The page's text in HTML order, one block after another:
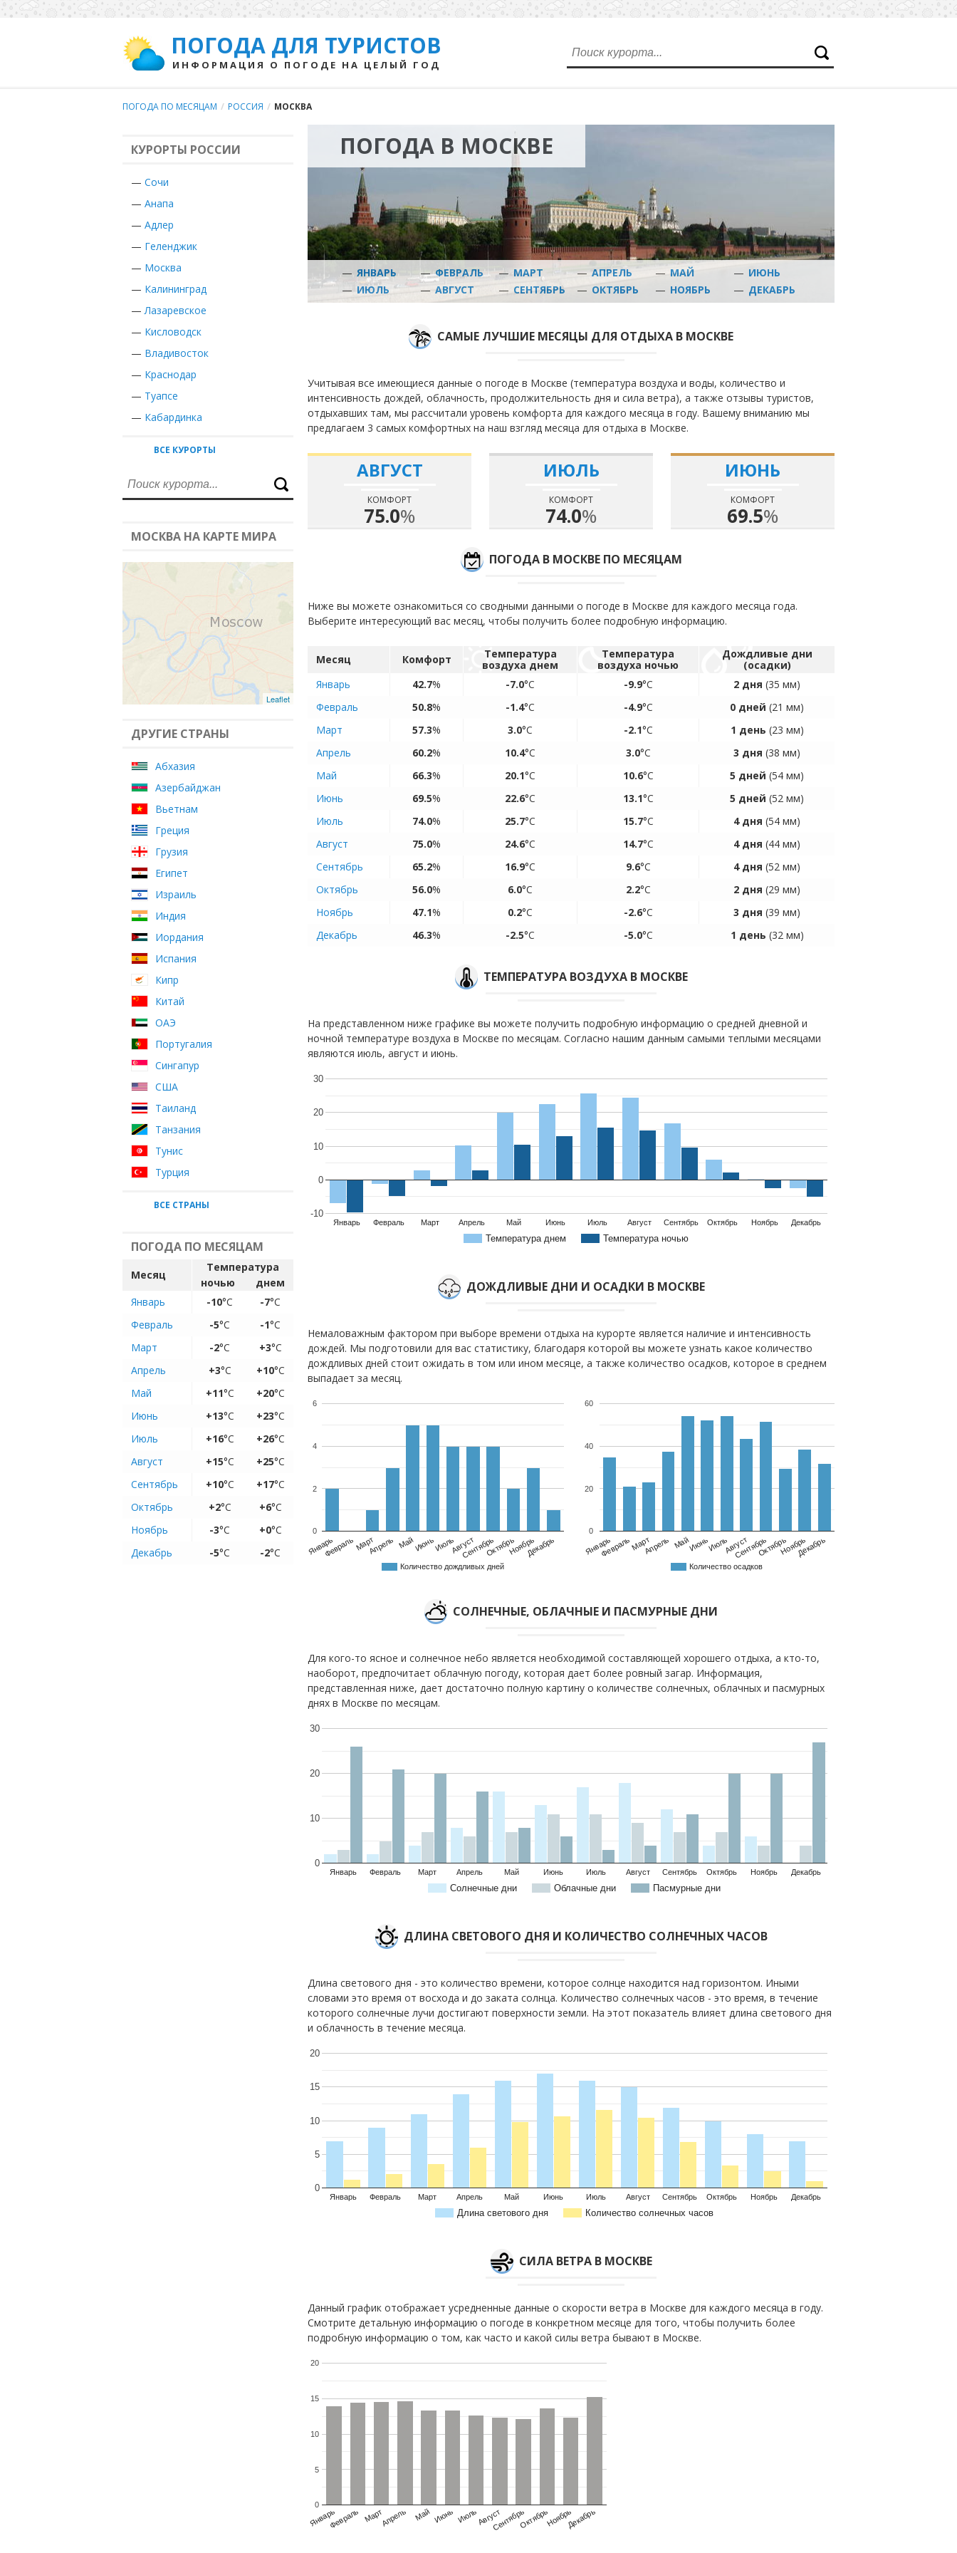
ПОГОДА ДЛЯ ТУРИСТОВ
ИНФОРМАЦИЯ О ПОГОДЕ НА ЦЕЛЫЙ ГОД
ПОГОДА ПО МЕСЯЦАМ / РОССИЯ / МОСКВА
КУРОРТЫ РОССИИ
— Сочи
— Анапа
— Адлер
— Геленджик
— Москва
— Калининград
—Лазаревское
— Кисловодск
— Владивосток
— Краснодар
— Туапсе
— Кабардинка
ВСЕ КУРОРТЫ
МОСКВА НА КАРТЕ МИРА
Leaflet
ДРУГИЕ СТРАНЫ
Абхазия
Азербайджан
Вьетнам
Греция
Грузия
Египет
Израиль
Индия
Иордания
Испания
Кипр
Китай
ОАЭ
Португалия
Сингапур
США
Таиланд
Танзания
Тунис
Турция
ВСЕ СТРАНЫ
ПОГОДА ПО МЕСЯЦАМ
Месяц
Температура
ночью
днем
Январь
-10°C -7°C
Февраль
-5°C -1°C
Март
-2°C +3°C
Апрель
+3°C +10°C
Май
+11°C +20°C
Июнь
+13°C +23°C
Июль
+16°C +26°C
Август
+15°C +25°C
Сентябрь
+10°C +17°C
Октябрь
+2°C +6°C
Ноябрь
-3°C +0°C
Декабрь
-5°C -2°C
ПОГОДА В МОСКВЕ
— ЯНВАРЬ —ФЕВРАЛЬ — МАРТ — АПРЕЛЬ — МАЙ — ИЮНЬ
—ИЮЛЬ — АВГУСТ — СЕНТЯБРЬ — ОКТЯБРЬ — НОЯБРЬ — ДЕКАБРЬ
САМЫЕ ЛУЧШИЕ МЕСЯЦЫ ДЛЯ ОТДЫХА В МОСКВЕ
Учитывая все имеющиеся данные о погоде в Москве (температура воздуха и воды, количество и
интенсивность дождей, облачность, продолжительность дня и сила ветра), а также отзывы туристов,
отдыхавших там, мы рассчитали уровень комфорта для каждого месяца в году. Вашему вниманию мы
предлагаем 3 самых комфортных на наш взгляд месяца для отдыха в Москве.
АВГУСТ
КОМФОРТ
75.0%
ИЮЛЬ
КОМФОРТ
74.0%
ИЮНЬ
КОМФОРТ
69.5%
ПОГОДА В МОСКВЕ ПО МЕСЯЦАМ
Ниже вы можете ознакомиться со сводными данными о погоде в Москве для каждого месяца года.
Выберите интересующий вас месяц, чтобы получить более подробную информацию.
Месяц Комфорт
Температура
воздуха днем
Температура
воздуха ночью
Дождливые дни
(осадки)
Январь
42.7% -7.0°C -9.9°C 2 дня (35 мм)
Февраль
50.8% -1.4°C -4.9°C 0 дней (21 мм)
Март
57.3% 3.0°C -2.1°C 1 день (23 мм)
Апрель
60.2% 10.4°C 3.0°C 3 дня (38 мм)
Май
66.3% 20.1°C 10.6°C 5 дней (54 мм)
Июнь
69.5% 22.6°C 13.1°C 5 дней (52 мм)
Июль
74.0% 25.7°C 15.7°C 4 дня (54 мм)
Август
75.0% 24.6°C 14.7°C 4 дня (44 мм)
Сентябрь
65.2% 16.9°C 9.6°C 4 дня (52 мм)
Октябрь
56.0% 6.0°C 2.2°C 2 дня (29 мм)
Ноябрь
47.1% 0.2°C -2.6°C 3 дня (39 мм)
Декабрь
46.3% -2.5°C -5.0°C 1 день (32 мм)
ТЕМПЕРАТУРА ВОЗДУХА В МОСКВЕ
На представленном ниже графике вы можете получить подробную информацию о средней дневной и
ночной температуре воздуха в Москве по месяцам. Согласно нашим данным самыми теплыми месяцами
являются июль, август и июнь.
Температура днем Температура ночью
Январь Февраль Март Апрель Май Июнь Июль Август Сентябрь Октябрь Ноябрь Декабрь
-10
0
10
20
30
ДОЖДЛИВЫЕ ДНИ И ОСАДКИ В МОСКВЕ
Немаловажным фактором при выборе времени отдыха на курорте является наличие и интенсивность
дождей. Мы подготовили для вас статистику, благодаря которой вы можете узнать какое количество
дождливых дней стоит ожидать в том или ином месяце, а также количество осадков, которое в среднем
выпадает за месяц.
Количество дождливых дней
ЯнварьФевральМартАпрель МайИюньИюльАвгуст
СентябрьОктябрьНоябрьДекабрь
0
2
4
6
Количество осадков
ЯнварьФевральМартАпрель МайИюньИюльАвгуст
СентябрьОктябрьНоябрьДекабрь
0
20
40
60
CОЛНЕЧНЫЕ, ОБЛАЧНЫЕ И ПАСМУРНЫЕ ДНИ
Для кого-то ясное и солнечное небо является необходимой составляющей хорошего отдыха, а кто-то,
наоборот, предпочитает облачную погоду, которая дает более ровный загар. Информация,
представленная ниже, дает достаточно полную картину о количестве солнечных, облачных и пасмурных
днях в Москве по месяцам.
Солнечные дни Облачные дни Пасмурные дни
Январь Февраль Март Апрель Май Июнь Июль Август Сентябрь Октябрь Ноябрь Декабрь
0
10
20
30
ДЛИНА СВЕТОВОГО ДНЯ И КОЛИЧЕСТВО СОЛНЕЧНЫХ ЧАСОВ
Длина светового дня - это количество времени, которое солнце находится над горизонтом. Иными
словами это время от восхода и до заката солнца. Количество солнечных часов - это время, в течение
которого солнечные лучи достигают поверхности земли. На этот показатель влияет длина светового дня
и облачность в течение месяца.
Длина светового дня Количество солнечных часов
Январь Февраль Март Апрель Май Июнь Июль Август Сентябрь Октябрь Ноябрь Декабрь
0
5
10
15
20
СИЛА ВЕТРА В МОСКВЕ
Данный график отображает усредненные данные о скорости ветра в Москве для каждого месяца в году.
Смотрите детальную информацию о погоде в конкретном месяце для того, чтобы получить более
подробную информацию о том, как часто и какой силы ветра бывают в Москве.
ЯнварьФевраль МартАпрель Май Июнь ИюльАвгустСентябрьОктябрьНоябрьДекабрь
0
5
10
15
20